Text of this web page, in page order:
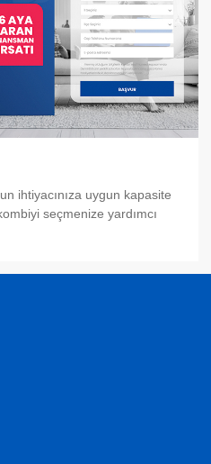
ihtiyacınıza uygun kapasite
seçmenize yardımcı